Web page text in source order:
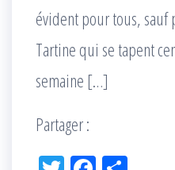
évident pour tous, sauf
Tartine qui se tapent
semaine […]
Partager :